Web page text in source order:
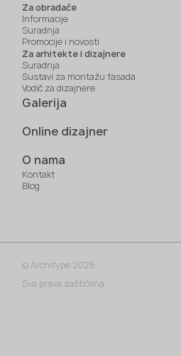
Za obradače
Informacije
Suradnja
Promocije i novosti
Za arhitekte i dizajnere
Suradnja
Sustavi za montažu fasada
Vodič za dizajnere
Galerija
Online dizajner
O nama
Kontakt
Blog
© Architype 2026.
Sva prava zaštićena